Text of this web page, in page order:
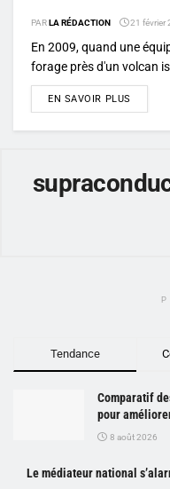
PARLA RÉDACTION 21 février
En 2009, quand une
forage près d'un volcan
EN SAVOIR PLUS
Tendance
Comparatif
pour
8 août 2026
Le médiateur national